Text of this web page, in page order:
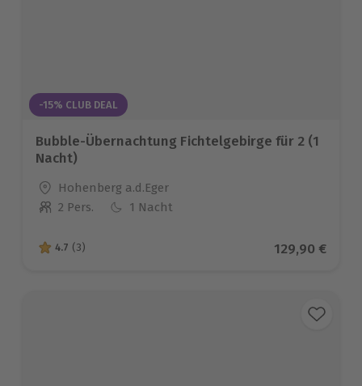
-15% CLUB DEAL
Bubble-Übernachtung Fichtelgebirge für 2 (1
Nacht)
Standort
Hohenberg a.d.Eger
Anzahl der Teilnehmer
2 Pers. 1 Nacht
4.7 von 5 Sternen basierend auf 3 Bewertungen
4.7 (3) Aktueller
129,90 €